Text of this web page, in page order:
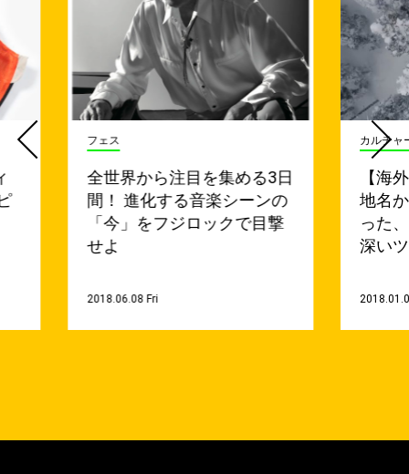
フェス
全世界から注目を集める3日
間！ 進化する音楽シーンの
「今」をフジロックで目撃
せよ
2018.06.08 Fri
カルチャ
【海
地名
った
深い